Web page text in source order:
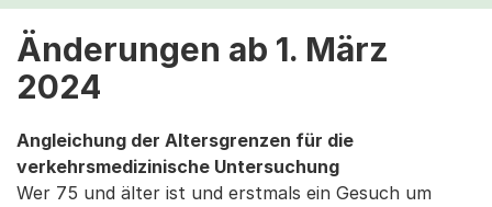
Änderungen ab 1. März
2024
Angleichung der Altersgrenzen für die
verkehrsmedizinische Untersuchung
Wer 75 und älter ist und erstmals ein Gesuch um